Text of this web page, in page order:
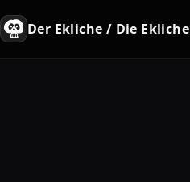
Der Ekliche / Die Ekliche